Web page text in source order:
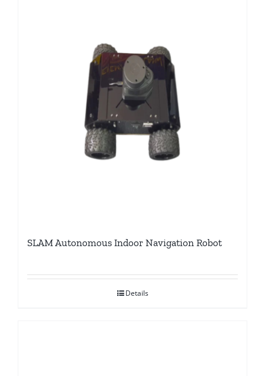
SLAM Autonomous Indoor Navigation Robot
Details